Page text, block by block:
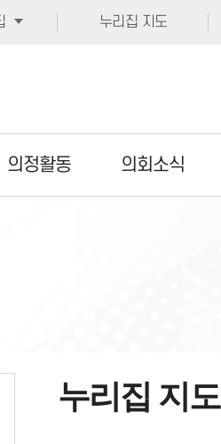
누리집 지도
의정활동 의회소식
누리집 지도